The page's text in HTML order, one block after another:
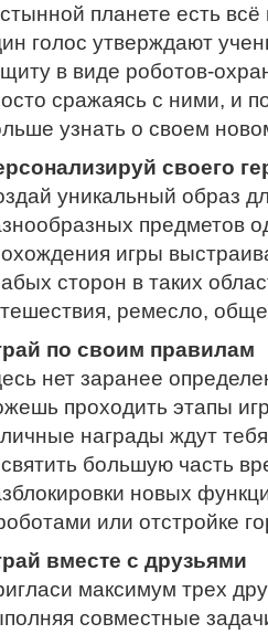
планете есть
голос утверждают
в виде роботов-
сражаясь с ними, и
узнать о своем
своего
уникальный образ
предметов
игры
сторон в таких
ремесло,
по своим правилам
нет заранее
проходить этапы
награды ждут
большую часть
новых
или отстройке
вместе с друзьями
максимум трех
совместные